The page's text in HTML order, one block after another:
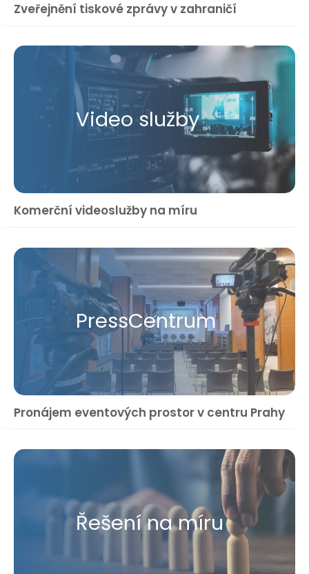
Zveřejnění tiskové zprávy v zahraničí
Video služby
Komerční videoslužby na míru
Press​Centrum
Pronájem eventových prostor v centru Prahy
Řešení na míru